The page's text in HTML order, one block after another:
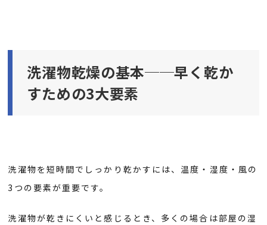
洗濯物乾燥の基本──早く乾か
すための3大要素
洗濯物を短時間でしっかり乾かすには、温度・湿度・風の
3つの要素が重要です。
洗濯物が乾きにくいと感じるとき、多くの場合は部屋の湿